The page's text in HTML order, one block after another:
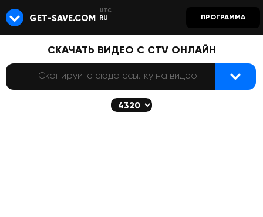
GET-SAVE.COM RU ПРОГРАММА
СКАЧАТЬ ВИДЕО С CTV ОНЛАЙН